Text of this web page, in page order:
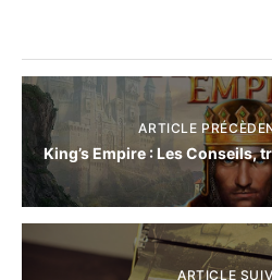
ARTICLE
King’s Empire : Les Conseils,
ARTICLE